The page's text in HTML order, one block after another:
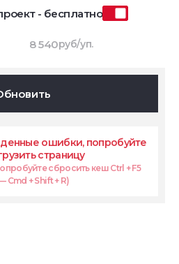
- бесплатно
8 540руб/уп.
ошибки, попробуйте
страницу
сбросить кеш Ctrl + F5
Cmd + Shift + R)